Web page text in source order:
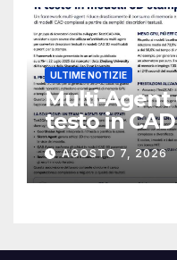
ULTIME NOTIZIE
Multi-Agent
testo in
meno token
AGOSTO 7, 2026